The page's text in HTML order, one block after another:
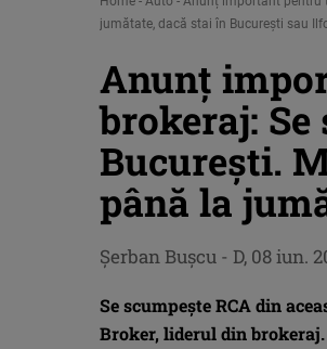
jumătate, dacă stai în București sau
Anunț
brokeraj: Se
București.
până la
Se scumpește RCA din
Broker, liderul din
Şerban Buşcu - D, 08 iun.